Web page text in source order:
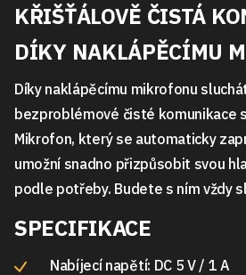
KŘIŠŤÁLOVĚ ČISTÁ
DÍKY NAKLÁPĚCÍMU
Díky naklápěcímu mikrofonu
bezproblémové čisté komunikace
Mikrofon, který se automaticky
umožní snadno přizpůsobit svou
podle potřeby. Budete s ním vždy
SPECIFIKACE
Nabíjecí napětí: DC 5 V / 1 A